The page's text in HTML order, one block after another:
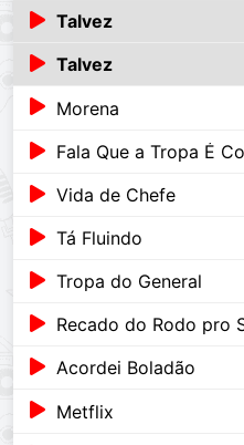
Talvez
Talvez
Morena
Fala Que a Tropa É
Vida de Chefe
Tá Fluindo
Tropa do General
Recado do Rodo pro
Acordei Boladão
Metflix